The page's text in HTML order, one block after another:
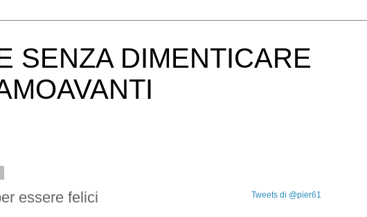
SENZA DIMENTICARE
essere felici Tweets di @pier61